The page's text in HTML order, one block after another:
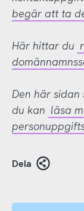
begär att ta
Här hittar du
Den här
du kan läsa
Dela